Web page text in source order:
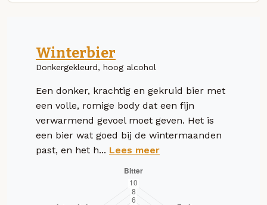
Winterbier
Donkergekleurd, hoog alcohol
Een donker, krachtig en gekruid bier met
een volle, romige body dat een fijn
verwarmend gevoel moet geven. Het is
een bier wat goed bij de wintermaanden
past, en het h... Lees meer